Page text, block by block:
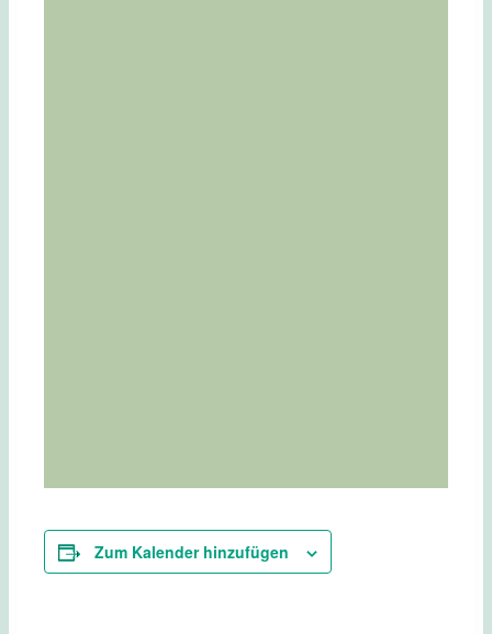
Zum Kalender hinzufügen